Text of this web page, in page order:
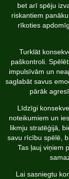
bet arī spēju
riskantiem
rīkoties
Turklāt
paškontroli.
impulsīvām un
saglabāt savus
pārāk
Līdzīgi
noteikumiem un
likmju stratēģijā,
savu rīcību spēlē,
Tas ļauj viņiem
Lai sasniegtu